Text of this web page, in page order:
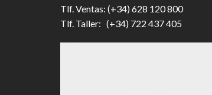
Tlf. Ventas: (+34) 628 120 800
Tlf. Taller: (+34) 722 437 405